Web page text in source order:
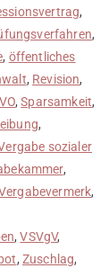
,
,
, öffentliches
, Revision,
,Sparsamkeit,
,
sozialer
,
,
,VSVgV,
, Zuschlag,